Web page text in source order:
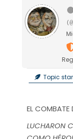
Topic
EL COMBATE
LUCHARON